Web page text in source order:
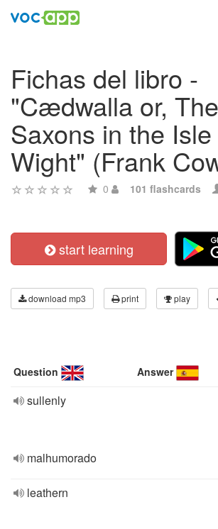
Fichas del libro -
"Cædwalla or, The
Saxons in the
Wight" (Frank
0 101 flashcards
start learning
download mp3 print play
Question Answer
sullenly
malhumorado
leathern